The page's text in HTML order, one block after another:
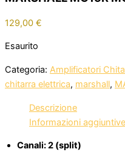
129,00 €
Esaurito
Categoria: Amplificatori
chitarra elettrica, marshall,
Descrizione
Informazioni aggiuntive
Canali: 2 (split)